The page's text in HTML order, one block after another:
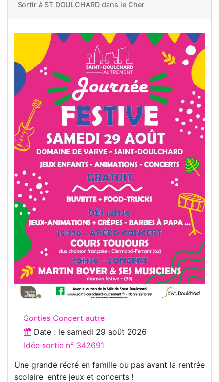
Sortir à ST DOULCHARD dans le Cher
Sorties Concert autre
Date : le samedi 29 août 2026
Idée sortie n° 342691
Une grande récré en famille ou pas avant la rentrée
scolaire, entre jeux et concerts !